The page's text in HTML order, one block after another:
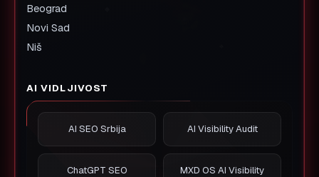
Beograd
Novi Sad
Niš
AI VIDLJIVOST
AI SEO Srbija AI Visibility Audit
ChatGPT SEO MXD OS AI Visibility